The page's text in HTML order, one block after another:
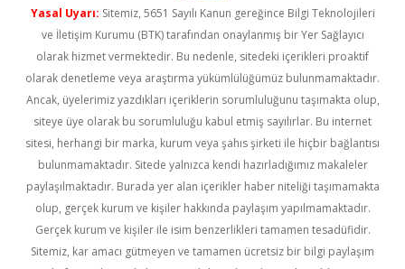
Yasal Uyarı: Sitemiz, 5651 Sayılı Kanun gereğince Bilgi Teknolojileri
ve İletişim Kurumu (BTK) tarafından onaylanmış bir Yer Sağlayıcı
olarak hizmet vermektedir. Bu nedenle, sitedeki içerikleri proaktif
olarak denetleme veya araştırma yükümlülüğümüz bulunmamaktadır.
Ancak, üyelerimiz yazdıkları içeriklerin sorumluluğunu taşımakta olup,
siteye üye olarak bu sorumluluğu kabul etmiş sayılırlar. Bu internet
sitesi, herhangi bir marka, kurum veya şahıs şirketi ile hiçbir bağlantısı
bulunmamaktadır. Sitede yalnızca kendi hazırladığımız makaleler
paylaşılmaktadır. Burada yer alan içerikler haber niteliği taşımamakta
olup, gerçek kurum ve kişiler hakkında paylaşım yapılmamaktadır.
Gerçek kurum ve kişiler ile isim benzerlikleri tamamen tesadüfidir.
Sitemiz, kar amacı gütmeyen ve tamamen ücretsiz bir bilgi paylaşım